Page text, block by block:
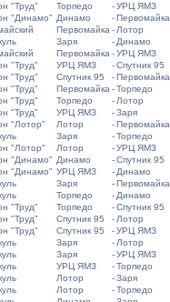
"Труд" Торпедо -УРЦ ЯМЗ
"Динамо" Динамо -Первомайка
Первомайка - Лотор
Заря - Динамо
Первомайка -УРЦ ЯМЗ
"Труд" УРЦ ЯМЗ -Спутник 95
"Труд" Спутник 95 -Первомайка
"Труд" Первомайка -Торпедо
"Труд" Торпедо - Лотор
"Труд" УРЦ ЯМЗ -Заря
"Лотор" Лотор -Первомайка
Заря -Торпедо
"Лотор" Лотор -УРЦ ЯМЗ
"Динамо" Динамо -Спутник 95
"Динамо" УРЦ ЯМЗ - Динамо
Заря -Первомайка
Торпедо - Динамо
"Труд" Торпедо -Спутник 95
"Труд" Спутник 95 - Лотор
"Труд" Спутник 95 -УРЦ ЯМЗ
Заря - Лотор
Заря -УРЦ ЯМЗ
УРЦ ЯМЗ -Торпедо
Лотор -Заря
Лотор -Торпедо